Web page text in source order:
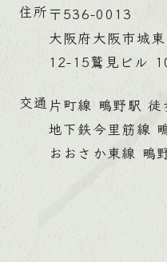
住所 〒536-0013
大阪府大阪市城
12-15鷲見ビル
交通 片町線 鴫野駅 徒
地下鉄今里筋線
おおさか東線 鴫